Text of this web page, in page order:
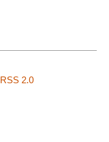
RSS 2.0